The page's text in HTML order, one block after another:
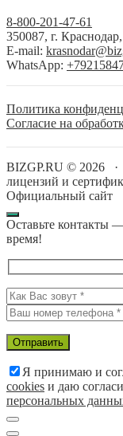
8-800-201-47-61
350087, г.
E-mail:
WhatsApp:
Политика
Согласие на
BIZGP.RU © 2026 ·
лицензий и
Официальный сайт
Оставьте контакты
время!
Я принимаю и
cookies и даю
персональных